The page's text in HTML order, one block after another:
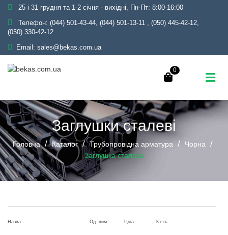
25 і 31 грудня та 1-2 січня - вихідні, Пн-Пт: 8:00-16:00
Телефон: (044) 501-43-44, (044) 501-13-11 , (050) 445-42-12,
(050) 330-42-12
Email: sales@bekas.com.ua
0
Заглушки сталеві
Головна Каталог Трубопровідна арматура
Чорна
Заглушка сталева
Назва Од. вим. Ціна К-сть